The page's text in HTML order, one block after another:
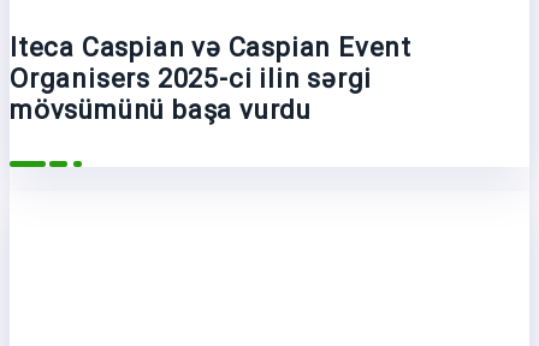
Iteca Caspian və Caspian Event
Organisers 2025-ci ilin sərgi
mövsümünü başa vurdu